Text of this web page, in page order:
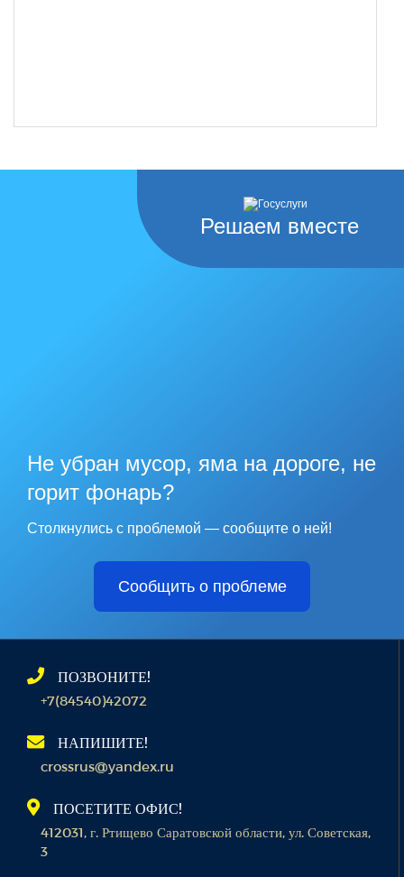
Решаем вместе
Не убран мусор, яма на дороге, не
горит фонарь?
Столкнулись с проблемой — сообщите о ней!
Сообщить о проблеме
ПОЗВОНИТЕ!
+7(84540)42072
НАПИШИТЕ!
crossrus@yandex.ru
ПОСЕТИТЕ ОФИС!
412031, г. Ртищево Саратовской области, ул. Советская,
3